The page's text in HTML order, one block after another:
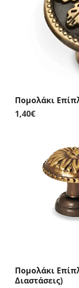
Πομολάκι
1,40€
Πομολάκι
Διαστάσεις)